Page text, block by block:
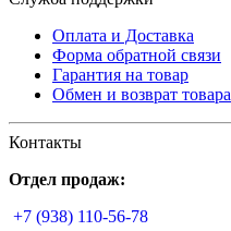
Оплата и Доставка
Форма обратной связи
Гарантия на товар
Обмен и возврат товара
Контакты
Отдел продаж:
+7 (938) 110-56-78